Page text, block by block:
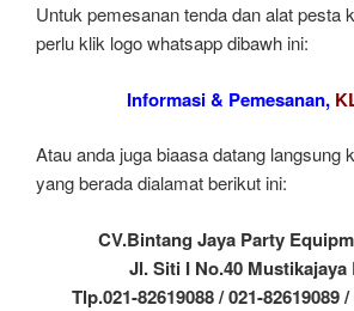
Untuk pemesanan tenda dan alat pesta
perlu klik logo whatsapp dibawh ini:
Informasi & Pemesanan,
Atau anda juga biaasa datang langsung
yang berada dialamat berikut ini:
CV.Bintang Jaya Party
Jl. Siti I No.40 Mustikajaya
Tlp.021-82619088 / 021-82619089